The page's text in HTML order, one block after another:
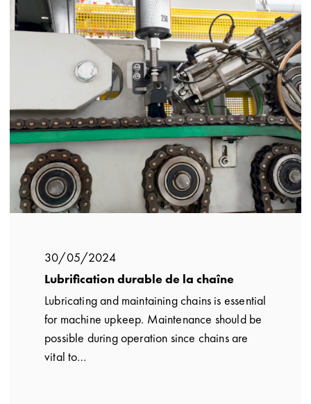
30/05/2024
Lubrification durable de la chaîne
Lubricating and maintaining chains is essential
for machine upkeep. Maintenance should be
possible during operation since chains are
vital to…